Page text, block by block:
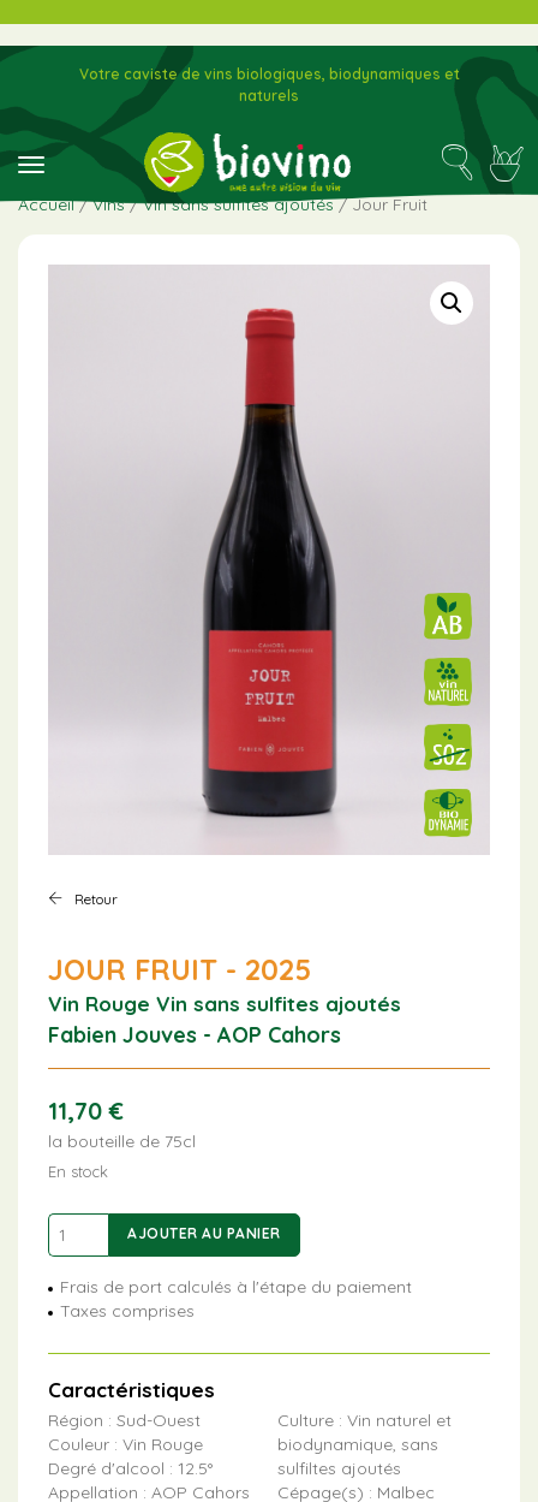
toggle navigation
Votre caviste de vins biologiques, biodynamiques et
naturels
Accueil/Vins/Vin sans sulfites ajoutés/ Jour Fruit
Retour
JOUR FRUIT - 2025
Vin Rouge Vin sans sulfites ajoutés
Fabien Jouves - AOP Cahors
11,70€
la bouteille de 75cl
En stock
quantité
de
Fruit
AJOUTER AU PANIER
Frais de port calculés à l'étape du paiement
Taxes comprises
Caractéristiques
Région : Sud-Ouest
Couleur : Vin Rouge
Degré d'alcool : 12.5°
Appellation : AOP Cahors
Culture : Vin naturel et
biodynamique, sans
sulfiltes ajoutés
Cépage(s) : Malbec